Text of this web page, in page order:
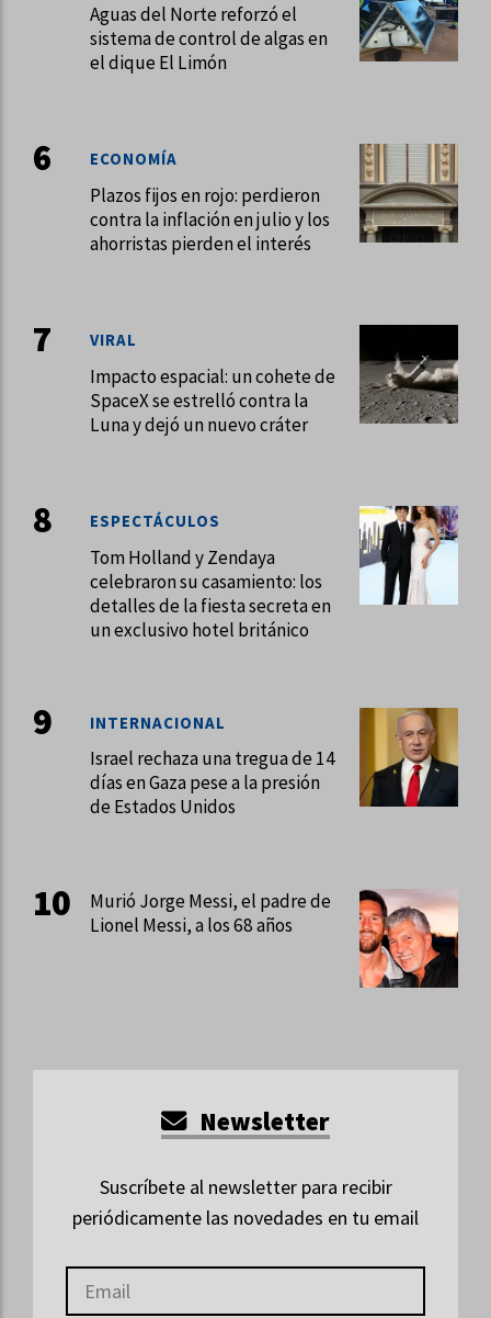
Aguas del Norte reforzó el
sistema de control de algas en
el dique El Limón
Plazos fijos en rojo: perdieron
contra la inflación en julio y los
ahorristas pierden el interés
ECONOMÍA
Impacto espacial: un cohete de
SpaceX se estrelló contra la
Luna y dejó un nuevo cráter
VIRAL
Tom Holland y Zendaya
celebraron su casamiento: los
detalles de la fiesta secreta en
un exclusivo hotel británico
ESPECTÁCULOS
Israel rechaza una tregua de 14
días en Gaza pese a la presión
de Estados Unidos
INTERNACIONAL
Murió Jorge Messi, el padre de
Lionel Messi, a los 68 años
Newsletter
Suscríbete al newsletter para recibir
periódicamente las novedades en tu email